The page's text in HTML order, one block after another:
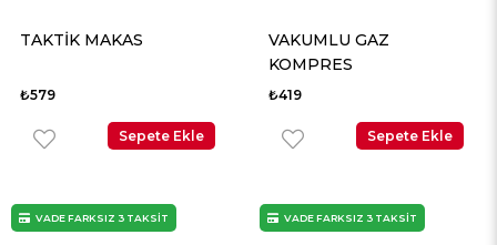
TAKTİK MAKAS
₺579
Sepete Ekle
VAKUMLU GAZ
KOMPRES
₺419
Sepete Ekle
VADE FARKSIZ 3 TAKSİT VADE FARKSIZ 3 TAKSİT